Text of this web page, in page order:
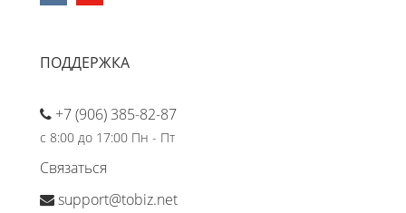
ПОДДЕРЖКА
+7 (906) 385-82-87
с 8:00 до 17:00 Пн - Пт
Связаться
support@tobiz.net